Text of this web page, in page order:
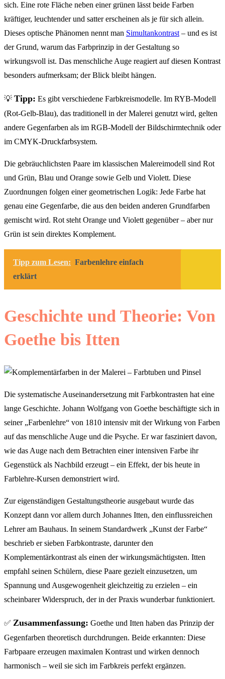
sich. Eine rote Fläche neben einer grünen lässt beide Farben
kräftiger, leuchtender und satter erscheinen als je für sich allein.
Dieses optische Phänomen nennt man Simultankontrast– und es ist
der Grund, warum das Farbprinzip in der Gestaltung so
wirkungsvoll ist. Das menschliche Auge reagiert auf diesen Kontrast
besonders aufmerksam; der Blick bleibt hängen.
💡 Tipp: Es gibt verschiedene Farbkreismodelle. Im RYB-Modell
(Rot-Gelb-Blau), das traditionell in der Malerei genutzt wird, gelten
andere Gegenfarben als im RGB-Modell der Bildschirmtechnik oder
im CMYK-Druckfarbsystem.
Die gebräuchlichsten Paare im klassischen Malereimodell sind Rot
und Grün, Blau und Orange sowie Gelb und Violett. Diese
Zuordnungen folgen einer geometrischen Logik: Jede Farbe hat
genau eine Gegenfarbe, die aus den beiden anderen Grundfarben
gemischt wird. Rot steht Orange und Violett gegenüber – aber nur
Grün ist sein direktes Komplement.
Tipp zum Lesen: Farbenlehre einfach
erklärt
Geschichte und Theorie: Von
Goethe bis Itten
Die systematische Auseinandersetzung mit Farbkontrasten hat eine
lange Geschichte. Johann Wolfgang von Goethe beschäftigte sich in
seiner „Farbenlehre“ von 1810 intensiv mit der Wirkung von Farben
auf das menschliche Auge und die Psyche. Er war fasziniert davon,
wie das Auge nach dem Betrachten einer intensiven Farbe ihr
Gegenstück als Nachbild erzeugt – ein Effekt, der bis heute in
Farblehre-Kursen demonstriert wird.
Zur eigenständigen Gestaltungstheorie ausgebaut wurde das
Konzept dann vor allem durch Johannes Itten, den einflussreichen
Lehrer am Bauhaus. In seinem Standardwerk „Kunst der Farbe“
beschrieb er sieben Farbkontraste, darunter den
Komplementärkontrast als einen der wirkungsmächtigsten. Itten
empfahl seinen Schülern, diese Paare gezielt einzusetzen, um
Spannung und Ausgewogenheit gleichzeitig zu erzielen – ein
scheinbarer Widerspruch, der in der Praxis wunderbar funktioniert.
✅ Zusammenfassung: Goethe und Itten haben das Prinzip der
Gegenfarben theoretisch durchdrungen. Beide erkannten: Diese
Farbpaare erzeugen maximalen Kontrast und wirken dennoch
harmonisch – weil sie sich im Farbkreis perfekt ergänzen.